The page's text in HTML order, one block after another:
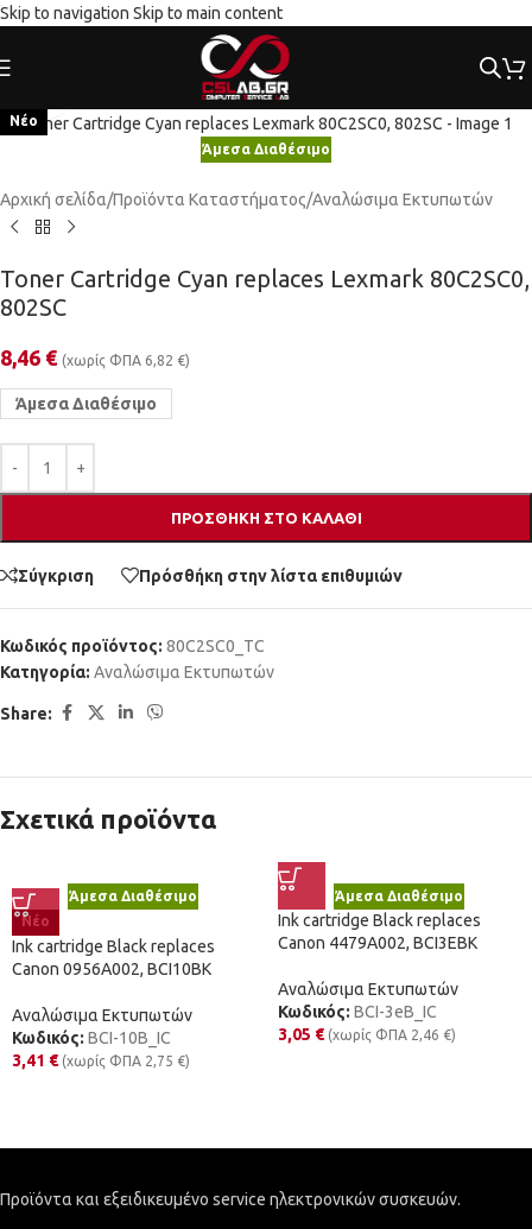
Skip to navigation Skip to main content
Νέο
Κλικ για μεγέθυνση
Άμεσα Διαθέσιμο
Αρχική σελίδα/Προϊόντα Καταστήματος/Αναλώσιμα Εκτυπωτών
Toner Cartridge Cyan replaces Lexmark 80C2SC0,
802SC
8,46 € (χωρίς ΦΠΑ 6,82 €)
Άμεσα Διαθέσιμο
ΠΡΟΣΘΉΚΗ ΣΤΟ ΚΑΛΆΘΙ
Σύγκριση Πρόσθήκη στην λίστα επιθυμιών
Κωδικός προϊόντος: 80C2SC0_TC
Κατηγορία: Αναλώσιμα Εκτυπωτών
Share:
Σχετικά προϊόντα
Άμεσα Διαθέσιμο
Νέο
Ink cartridge Black replaces
Canon 0956A002, BCI10BK
Αναλώσιμα Εκτυπωτών
Κωδικός: BCI-10B_IC
3,41 € (χωρίς ΦΠΑ 2,75 €)
Άμεσα Διαθέσιμο
Ink cartridge Black replaces
Canon 4479A002, BCI3EBK
Αναλώσιμα Εκτυπωτών
Κωδικός: BCI-3eB_IC
3,05 € (χωρίς ΦΠΑ 2,46 €)
Προϊόντα και εξειδικευμένο service ηλεκτρονικών συσκευών.